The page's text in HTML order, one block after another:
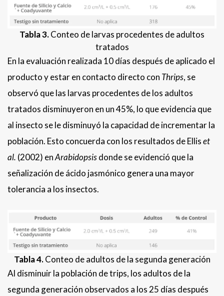
Tabla 3.Conteo de larvas procedentes de adultos
tratados
En la evaluación realizada 10 días después de aplicado el
producto y estar en contacto directo con Thrips, se
observó que las larvas procedentes de los adultos
tratados disminuyeron en un 45%, lo que evidencia que
al insecto se le disminuyó la capacidad de incrementar la
población. Esto concuerda con los resultados de Elliset
al. (2002) enArabidopsisdonde se evidenció que la
señalización de ácido jasmónico genera una mayor
tolerancia a los insectos.
Tabla 4.Conteo de adultos de la segunda generación
Al disminuir la población de trips, los adultos de la
segunda generación observados a los 25 días después